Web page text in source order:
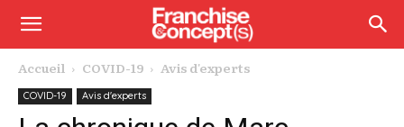
Accueil COVID-19 Avis d'experts
COVID-19 Avis d'experts